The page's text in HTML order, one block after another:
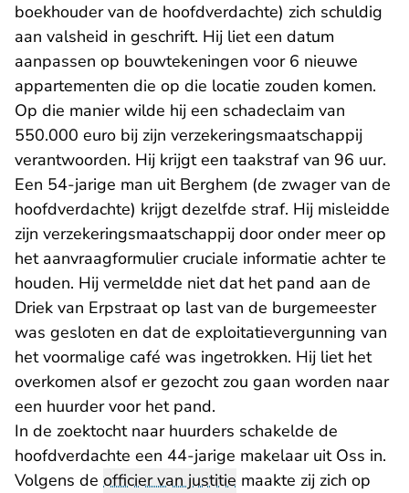
boekhouder van de hoofdverdachte) zich schuldig
aan valsheid in geschrift. Hij liet een datum
aanpassen op bouwtekeningen voor 6 nieuwe
appartementen die op die locatie zouden komen.
Op die manier wilde hij een schadeclaim van
550.000 euro bij zijn verzekeringsmaatschappij
verantwoorden. Hij krijgt een taakstraf van 96 uur.
Een 54-jarige man uit Berghem (de zwager van de
hoofdverdachte) krijgt dezelfde straf. Hij misleidde
zijn verzekeringsmaatschappij door onder meer op
het aanvraagformulier cruciale informatie achter te
houden. Hij vermeldde niet dat het pand aan de
Driek van Erpstraat op last van de burgemeester
was gesloten en dat de exploitatievergunning van
het voormalige café was ingetrokken. Hij liet het
overkomen alsof er gezocht zou gaan worden naar
een huurder voor het pand.
In de zoektocht naar huurders schakelde de
hoofdverdachte een 44-jarige makelaar uit Oss in.
Volgens de officier van justitie maakte zij zich op